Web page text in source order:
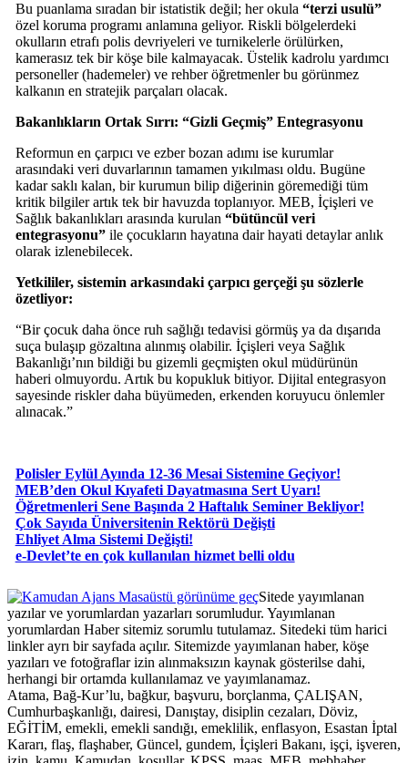
Bu puanlama sıradan bir istatistik değil; her okula “terzi usulü”
özel koruma programı anlamına geliyor. Riskli bölgelerdeki
okulların etrafı polis devriyeleri ve turnikelerle örülürken,
kamerasız tek bir köşe bile kalmayacak. Üstelik kadrolu yardımcı
personeller (hademeler) ve rehber öğretmenler bu görünmez
kalkanın en stratejik parçaları olacak.
Bakanlıkların Ortak Sırrı: “Gizli Geçmiş” Entegrasyonu
Reformun en çarpıcı ve ezber bozan adımı ise kurumlar
arasındaki veri duvarlarının tamamen yıkılması oldu. Bugüne
kadar saklı kalan, bir kurumun bilip diğerinin göremediği tüm
kritik bilgiler artık tek bir havuzda toplanıyor. MEB, İçişleri ve
Sağlık bakanlıkları arasında kurulan “bütüncül veri
entegrasyonu”ile çocukların hayatına dair hayati detaylar anlık
olarak izlenebilecek.
Yetkililer, sistemin arkasındaki çarpıcı gerçeği şu sözlerle
özetliyor:
“Bir çocuk daha önce ruh sağlığı tedavisi görmüş ya da dışarıda
suça bulaşıp gözaltına alınmış olabilir. İçişleri veya Sağlık
Bakanlığı’nın bildiği bu gizemli geçmişten okul müdürünün
haberi olmuyordu. Artık bu kopukluk bitiyor. Dijital entegrasyon
sayesinde riskler daha büyümeden, erkenden koruyucu önlemler
alınacak.”
Polisler Eylül Ayında 12-36 Mesai Sistemine Geçiyor!
MEB’den Okul Kıyafeti Dayatmasına Sert Uyarı!
Öğretmenleri Sene Başında 2 Haftalık Seminer Bekliyor!
Çok Sayıda Üniversitenin Rektörü Değişti
Ehliyet Alma Sistemi Değişti!
e-Devlet’te en çok kullanılan hizmet belli oldu
Masaüstü görünüme geçSitede yayımlanan
yazılar ve yorumlardan yazarları sorumludur. Yayımlanan
yorumlardan Haber sitemiz sorumlu tutulamaz. Sitedeki tüm harici
linkler ayrı bir sayfada açılır. Sitemizde yayımlanan haber, köşe
yazıları ve fotoğraflar izin alınmaksızın kaynak gösterilse dahi,
herhangi bir ortamda kullanılamaz ve yayımlanamaz.
Atama, Bağ-Kur’lu, bağkur, başvuru, borçlanma, ÇALIŞAN,
Cumhurbaşkanlığı, dairesi, Danıştay, disiplin cezaları, Döviz,
EĞİTİM, emekli, emekli sandığı, emeklilik, enflasyon, Esastan İptal
Kararı, flaş, flaşhaber, Güncel, gundem, İçişleri Bakanı, işçi, işveren,